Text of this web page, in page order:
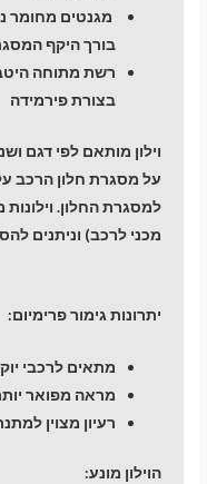
מגנטים מחומר
בורך היקף
רשת מתוחה
בצורת פירמידה
וילון מותאם לפי דגם
על מסגרת חלון הרכב
מכני לרכב) וניתנים
יתרונות גימור פרימיום:
מתאים לרכבי
מראה מפואר
רעיון מצוין
הוילון מונע: